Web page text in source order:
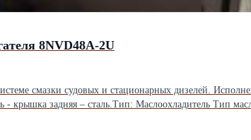
8NVD48A-2U
- трубки охладителя – латунь, 228 шт. - трубные доски охладителя – латунь, 2 шт. -
- крышка задняя – сталь.Тип: Маслоохладитель Тип
воды, не более: 40 град С Рабочее давление
упаковки: Палета